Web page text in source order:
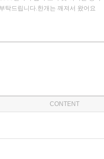
탁드립니다.한개는 깨져서 왔어요
CONTENT